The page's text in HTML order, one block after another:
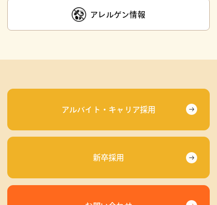
アレルゲン情報
アルバイト・キャリア採用
新卒採用